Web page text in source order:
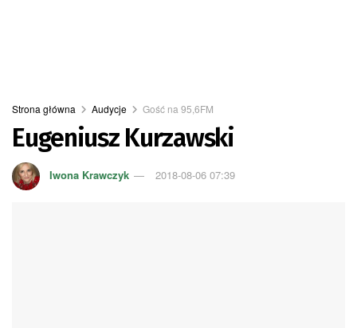
Strona główna Audycje Gość na 95,6FM
Eugeniusz Kurzawski
Iwona Krawczyk 2018-08-06 07:39